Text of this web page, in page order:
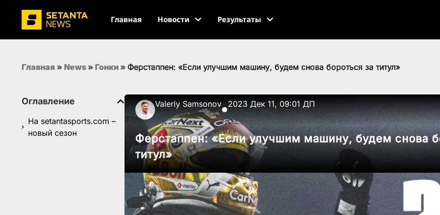
Главная Новости Результаты
Главная » News » Гонки » Ферстаппен: «Если улучшим машину, будем снова бороться за титул»
Оглавление
На setantasports.com –
новый сезон
Valeriy Samsonov
●
2023 Дек 11, 09:01 ДП
Ферстаппен: «Если улучшим машину, будем снова
титул»